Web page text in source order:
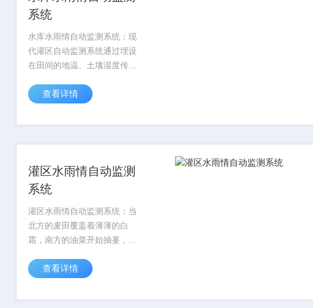
系统
水库水雨情自动监测系统：现
代灌区自动监测系统通过埋设
在田间的地温、土壤湿度传感
墒情变化，结合作物生长模
需求。系统可根据这些数据，
查看详情
灌区水雨情自动监测
系统
灌区水雨情自动监测系统：当
北方的麦田覆盖着薄薄的白
霜，南方的油菜开始抽薹，冬
个微妙而关键的用水转折点。
业生产的“智慧守护者”，在保
查看详情